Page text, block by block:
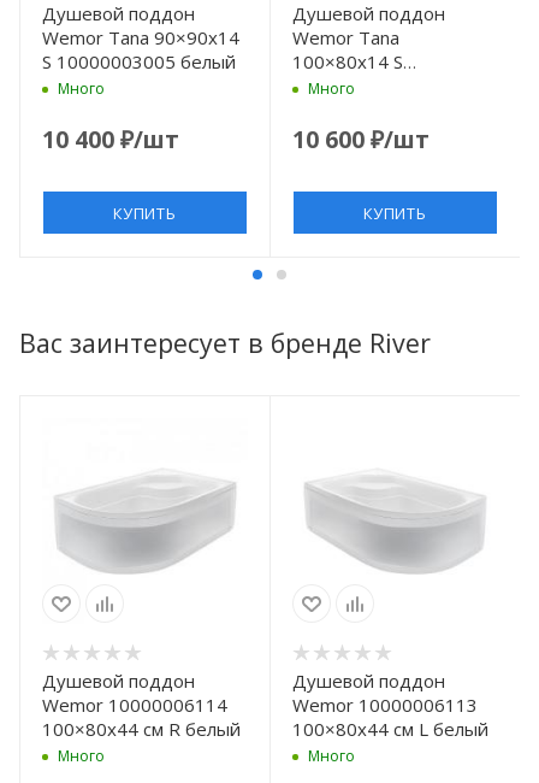
Душевой поддон
Wemor Tana 90×90x14
S 10000003005 белый
Много
10 400₽/шт
КУПИТЬ
Душевой поддон
Wemor Tana
100×80x14 S
10000001902 белый
Много
10 600₽/шт
КУПИТЬ
Вас заинтересует в бренде River
Душевой поддон
Wemor 10000006114
100×80x44 см R белый
Много
Душевой поддон
Wemor 10000006113
100×80x44 см L белый
Много